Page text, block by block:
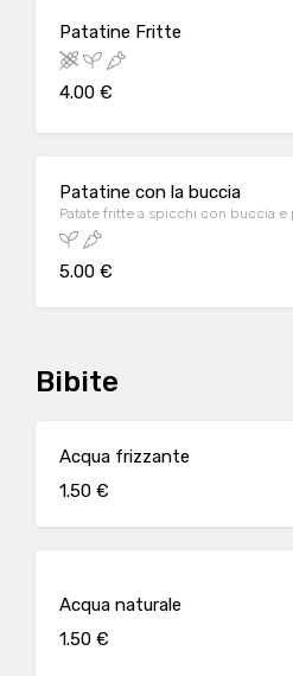
Patatine Fritte
4.00 €
Patatine con la buccia
Patate fritte a spicchi con buccia e
5.00 €
Bibite
Acqua frizzante
1.50 €
Acqua naturale
1.50 €